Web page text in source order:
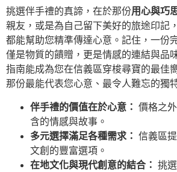
挑選伴手禮的真諦，在於那份用心與巧
親友，或是為自己留下美好的旅途印記
都能幫助您精準傳達心意。記住，一份
僅是物質的饋贈，更是情感的連結與品
指南能成為您在信義區穿梭尋寶的最佳
那份最能代表您心意、最令人難忘的獨
伴手禮的價值在於心意： 價格之
含的情感與故事。
多元選擇滿足各種需求： 信義區
文創的豐富選項。
在地文化與現代創意的結合： 挑